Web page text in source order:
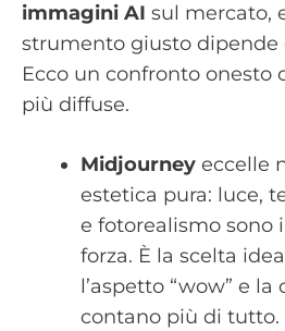
immagini AI sul mercato,
strumento giusto dipende
Ecco un confronto onesto
più diffuse.
Midjourney eccelle
estetica pura: luce,
e fotorealismo sono
forza. È la scelta
l’aspetto “wow” e la
contano più di tutto.